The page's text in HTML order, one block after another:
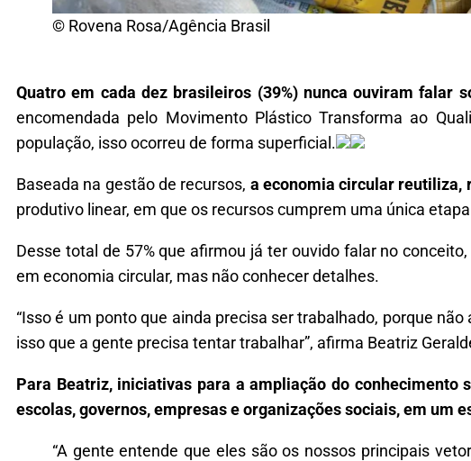
© Rovena Rosa/Agência Brasil
Quatro em cada dez brasileiros (39%) nunca ouviram falar
encomendada pelo Movimento Plástico Transforma ao
população, isso ocorreu de forma superficial.
Baseada na gestão de recursos, a economia circular reutiliza,
produtivo linear, em que os recursos cumprem uma única
Desse total de 57% que afirmou já ter ouvido falar no
em economia circular, mas não conhecer detalhes.
“Isso é um ponto que ainda precisa ser trabalhado, porque
isso que a gente precisa tentar trabalhar”, afirma Beatriz
Para Beatriz, iniciativas para a ampliação do
escolas, governos, empresas e organizações sociais, em um
“A gente entende que eles são os nossos principais